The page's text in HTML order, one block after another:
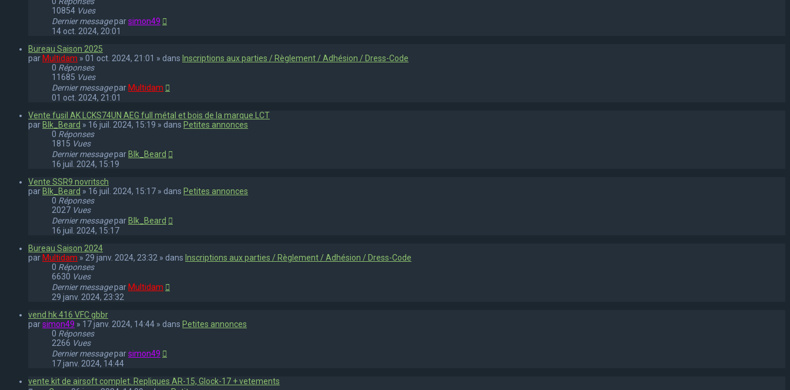
10854 Vues
Dernier messageparsimon49
14 oct. 2024, 20:01
Bureau Saison 2025
par Multidam » 01 oct. 2024, 21:01 » dans Inscriptions aux parties / Règlement / Adhésion / Dress-Code
0 Réponses
11685 Vues
Dernier messagepar Multidam
01 oct. 2024, 21:01
Vente fusil AK LCKS74UN AEG full métal et bois de la marque LCT
par Blk_Beard » 16 juil. 2024, 15:19 » dans Petites annonces
0 Réponses
1815 Vues
Dernier messagepar Blk_Beard
16 juil. 2024, 15:19
Vente SSR9 novritsch
par Blk_Beard » 16 juil. 2024, 15:17 » dans Petites annonces
0 Réponses
2027 Vues
Dernier messagepar Blk_Beard
16 juil. 2024, 15:17
Bureau Saison 2024
par Multidam » 29 janv. 2024, 23:32 » dans Inscriptions aux parties / Règlement / Adhésion / Dress-Code
0 Réponses
6630 Vues
Dernier messagepar Multidam
29 janv. 2024, 23:32
vend hk 416 VFC gbbr
parsimon49 » 17 janv. 2024, 14:44 » dans Petites annonces
0 Réponses
2266 Vues
Dernier messageparsimon49
17 janv. 2024, 14:44
vente kit de airsoft complet. Repliques AR-15, Glock-17 + vetements